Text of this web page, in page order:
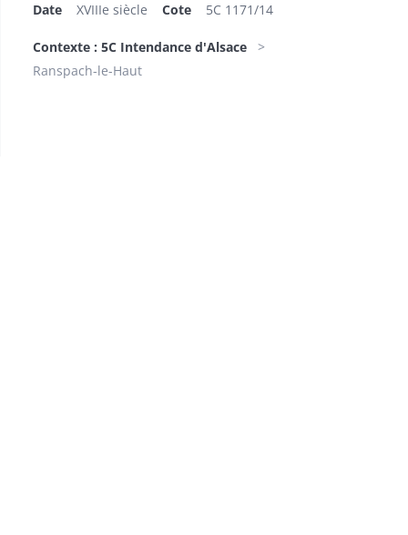
Date XVIIIe siècle Cote 5C 1171/14
Contexte : 5C Intendance d'Alsace
Ranspach-le-Haut